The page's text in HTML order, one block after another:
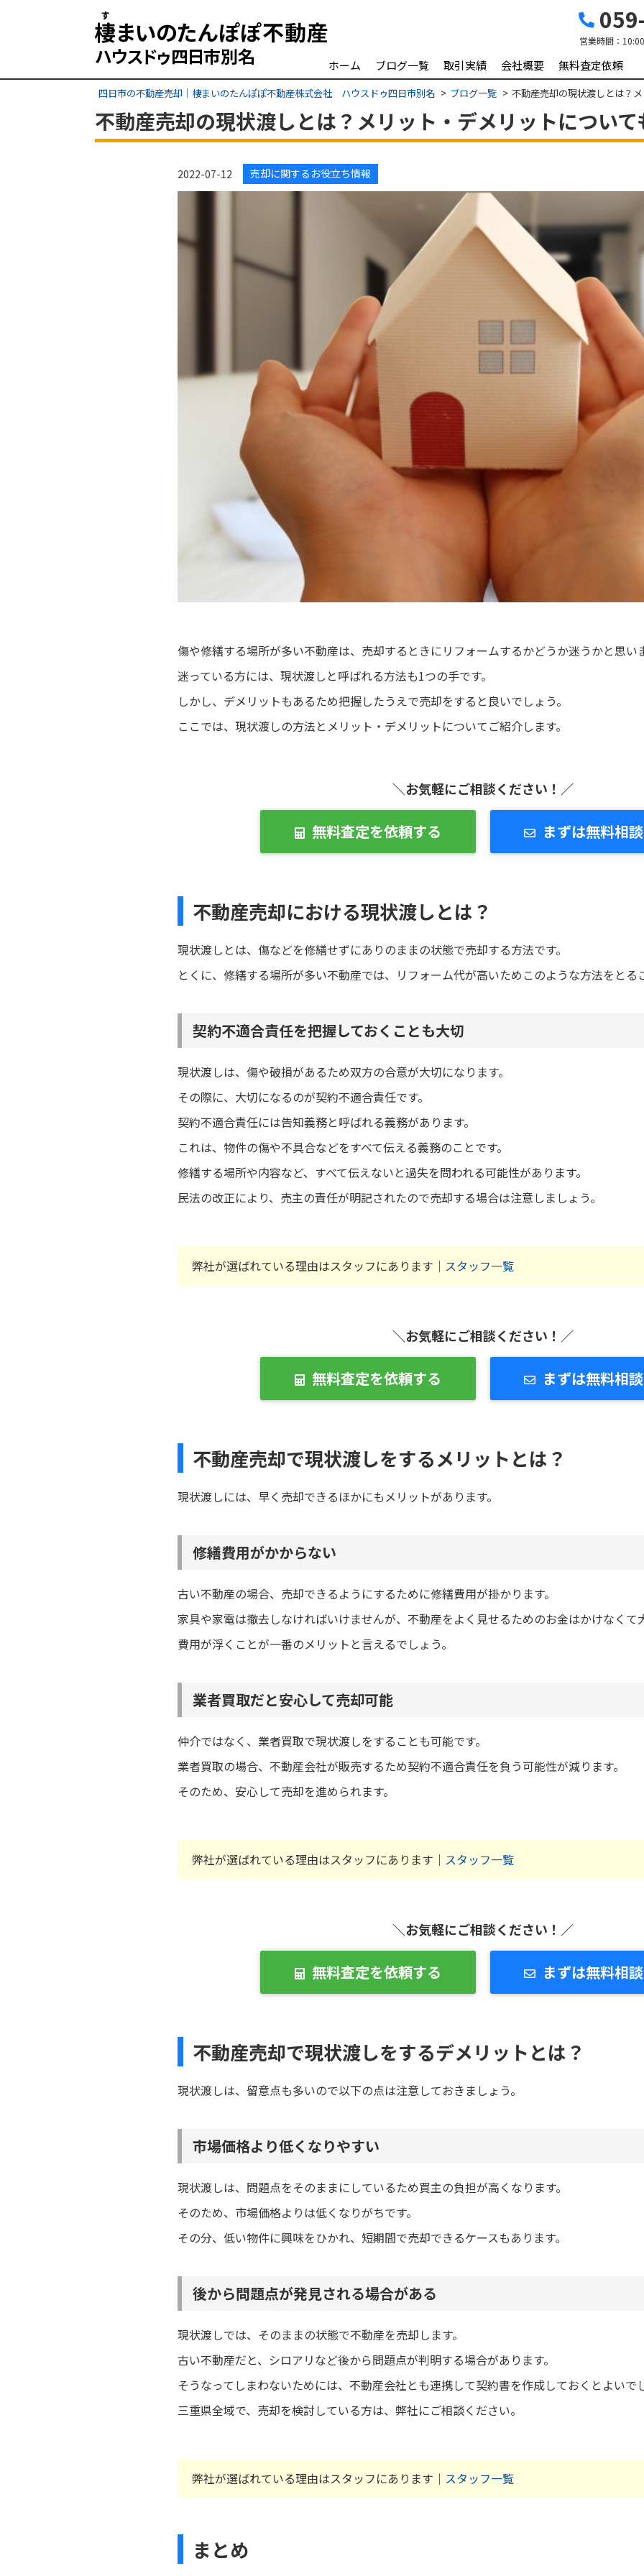
営業時間：
ホーム ブログ一覧 取引実績 会社概要 無料査定依頼
四日市の不動産売却｜棲まいのたんぽぽ不動産株式会社 ハウスドゥ四日市別名 ブログ一覧 不動産売却の現状渡しとは？
不動産売却の現状渡しとは？メリット・デメリットについ
2022-07-12 売却に関するお役立ち情報
傷や修繕する場所が多い不動産は、売却するときにリフォームするかどうか迷うかと思い
迷っている方には、現状渡しと呼ばれる方法も1つの手です。
しかし、デメリットもあるため把握したうえで売却をすると良いでしょう。
ここでは、現状渡しの方法とメリット・デメリットについてご紹介します。
＼お気軽にご相談ください！／
無料査定を依頼する まずは無料相
不動産売却における現状渡しとは？
現状渡しとは、傷などを修繕せずにありのままの状態で売却する方法です。
とくに、修繕する場所が多い不動産では、リフォーム代が高いためこのような方法をとる
契約不適合責任を把握しておくことも大切
現状渡しは、傷や破損があるため双方の合意が大切になります。
その際に、大切になるのが契約不適合責任です。
契約不適合責任には告知義務と呼ばれる義務があります。
これは、物件の傷や不具合などをすべて伝える義務のことです。
修繕する場所や内容など、すべて伝えないと過失を問われる可能性があります。
民法の改正により、売主の責任が明記されたので売却する場合は注意しましょう。
弊社が選ばれている理由はスタッフにあります｜ スタッフ一覧
＼お気軽にご相談ください！／
無料査定を依頼する まずは無料相
不動産売却で現状渡しをするメリットとは？
現状渡しには、早く売却できるほかにもメリットがあります。
修繕費用がかからない
古い不動産の場合、売却できるようにするために修繕費用が掛かります。
家具や家電は撤去しなければいけませんが、不動産をよく見せるためのお金はかけなくて
費用が浮くことが一番のメリットと言えるでしょう。
業者買取だと安心して売却可能
仲介ではなく、業者買取で現状渡しをすることも可能です。
業者買取の場合、不動産会社が販売するため契約不適合責任を負う可能性が減ります。
そのため、安心して売却を進められます。
弊社が選ばれている理由はスタッフにあります｜ スタッフ一覧
＼お気軽にご相談ください！／
無料査定を依頼する まずは無料相
不動産売却で現状渡しをするデメリットとは？
現状渡しは、留意点も多いので以下の点は注意しておきましょう。
市場価格より低くなりやすい
現状渡しは、問題点をそのままにしているため買主の負担が高くなります。
そのため、市場価格よりは低くなりがちです。
その分、低い物件に興味をひかれ、短期間で売却できるケースもあります。
後から問題点が発見される場合がある
現状渡しでは、そのままの状態で不動産を売却します。
古い不動産だと、シロアリなど後から問題点が判明する場合があります。
そうなってしまわないためには、不動産会社とも連携して契約書を作成しておくとよいで
三重県全域で、売却を検討している方は、弊社にご相談ください。
弊社が選ばれている理由はスタッフにあります｜ スタッフ一覧
まとめ